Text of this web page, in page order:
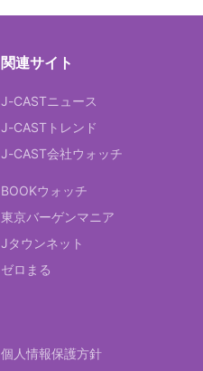
関連サイト
J-CASTニュース
J-CASTトレンド
J-CAST会社ウォッチ
BOOKウォッチ
東京バーゲンマニア
Jタウンネット
ゼロまる
個人情報保護方針